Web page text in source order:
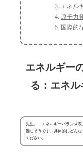
エネル
原子力
国際的
エネルギー
る：エネ
先生、「エネルギーバランス
難しそうです。具体的にどんな
ください。